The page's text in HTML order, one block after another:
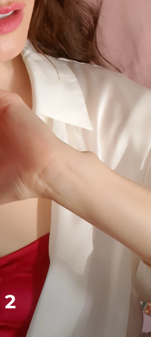
我的地址
我的訂閱
產品
Русский
繁體中文
預計送達日期 8/12/26
預計送達日期 8/11/26
預計送達日期 8/11/26
預計送達日期 8/14/26
預計送達日期
預計送達日期